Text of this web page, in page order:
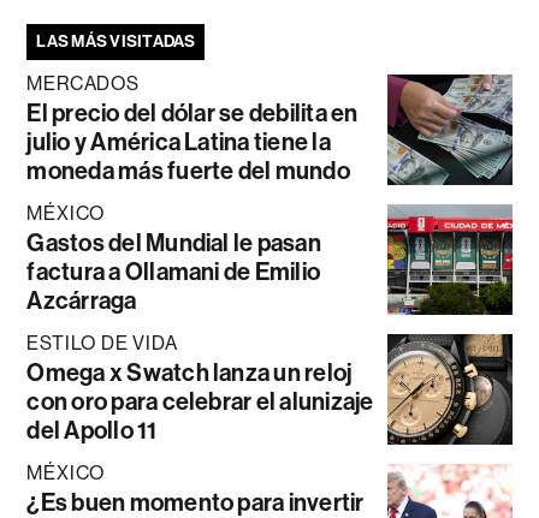
LAS MÁS VISITADAS
MERCADOS
El precio del dólar se debilita en
julio y América Latina tiene la
moneda más fuerte del mundo
MÉXICO
Gastos del Mundial le pasan
factura a Ollamani de Emilio
Azcárraga
ESTILO DE VIDA
Omega x Swatch lanza un reloj
con oro para celebrar el alunizaje
del Apollo 11
MÉXICO
¿Es buen momento para invertir